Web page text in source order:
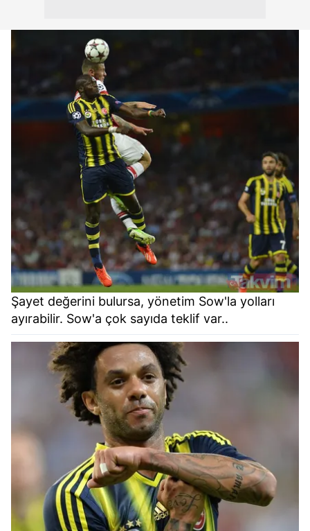
Şayet değerini bulursa, yönetim Sow'la yolları
ayırabilir. Sow'a çok sayıda teklif var..